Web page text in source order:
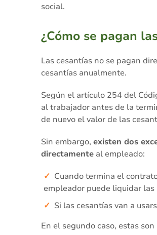
social.
¿Cómo se pagan
Las cesantías no se pagan
cesantías anualmente.
Según el artículo 254 del
al trabajador antes de la
de nuevo el valor de las
Sin embargo, existen dos
directamente al empleado:
Cuando termina el
empleador puede liquidar
Si las cesantías van a
En el segundo caso, estas